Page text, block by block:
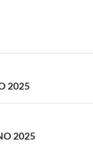
2025
2025